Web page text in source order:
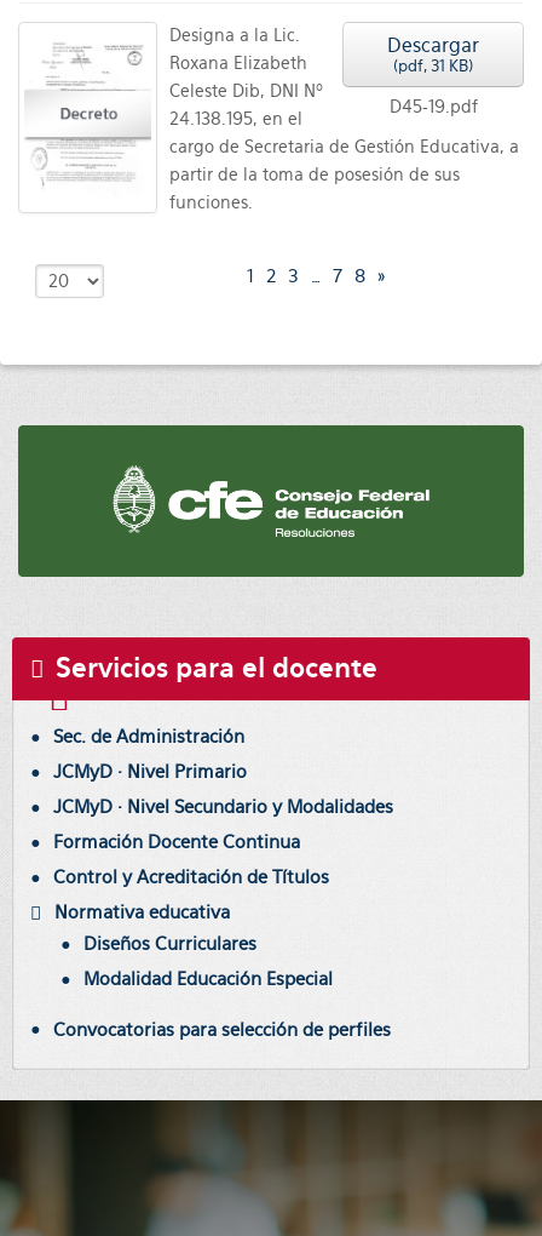
Descargar
(pdf, 31 KB)
D45-19.pdf
Designa a la Lic.
Roxana Elizabeth
Celeste Dib, DNI Nº
24.138.195, en el
cargo de Secretaria de Gestión Educativa, a
partir de la toma de posesión de sus
funciones.
1 2 3 … 7 8 »
Servicios para el docente
Sec. de Administración
JCMyD · Nivel Primario
JCMyD · Nivel Secundario y Modalidades
Formación Docente Continua
Control y Acreditación de Títulos
Normativa educativa
Diseños Curriculares
Modalidad Educación Especial
Convocatorias para selección de perfiles